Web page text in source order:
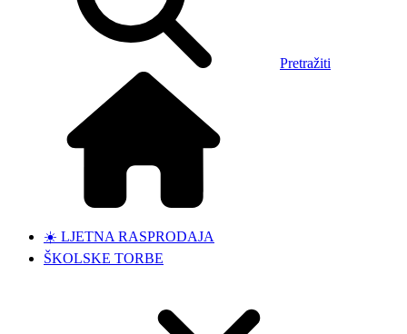
Pretražiti
☀️ LJETNA RASPRODAJA
ŠKOLSKE TORBE